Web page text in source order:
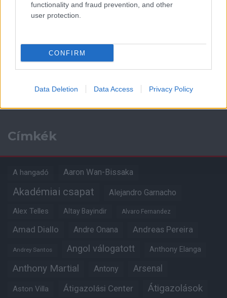
functionality and fraud prevention, and other
user protection.
CONFIRM
Data Deletion Data Access Privacy Policy
a ManUtdFanatics.hu működését!
Kapcsolódó hírek
Címkék
A hangadó Aaron Wan-Bissaka
Akadémiai csapat Alejandro Garnacho
Alex Telles Altay Bayindir Alvaro Fernandez
Amad Diallo Andre Onana Andreas Pereira
Andrey Santos Angol válogatott Anthony Elanga
Anthony Martial Antony Arsenal
Aston Villa Átigazolási Center Átigazolások